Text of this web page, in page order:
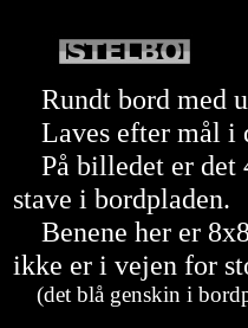
Rundt bord med
Laves efter mål i
På billedet er det
stave i bordpladen.
Benene her er
ikke er i vejen for
(det blå genskin i